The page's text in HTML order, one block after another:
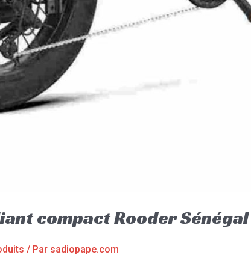
compact Rooder Sénégal
/ Par sadiopape.com